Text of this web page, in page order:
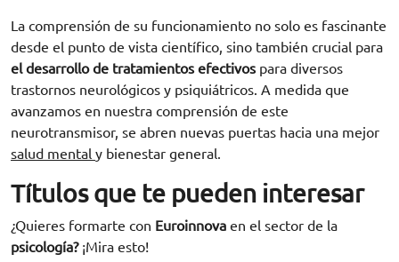
La comprensión de su funcionamiento no solo es fascinante
desde el punto de vista científico, sino también crucial para
el desarrollo de tratamientos efectivos para diversos
trastornos neurológicos y psiquiátricos. A medida que
avanzamos en nuestra comprensión de este
neurotransmisor, se abren nuevas puertas hacia una mejor
salud mental y bienestar general.
Títulos que te pueden interesar
¿Quieres formarte con Euroinnova en el sector de la
psicología?¡Mira esto!